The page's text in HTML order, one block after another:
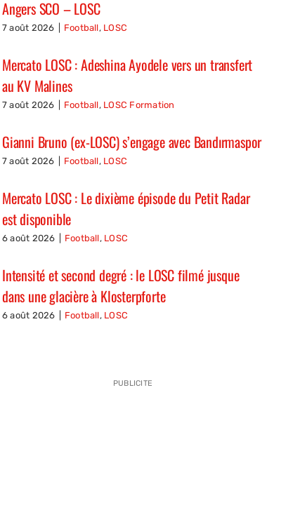
Angers SCO – LOSC
7 août 2026 Football, LOSC
Mercato LOSC : Adeshina Ayodele vers un transfert
au KV Malines
7 août 2026 Football, LOSC Formation
Gianni Bruno (ex-LOSC) s’engage avec Bandırmaspor
7 août 2026 Football, LOSC
Mercato LOSC : Le dixième épisode du Petit Radar
est disponible
6 août 2026 Football, LOSC
Intensité et second degré : le LOSC filmé jusque
dans une glacière à Klosterpforte
6 août 2026 Football, LOSC
PUBLICITE